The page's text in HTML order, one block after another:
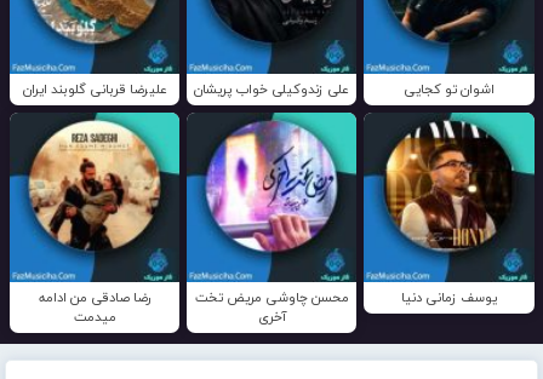
اشوان تو کجایی علی زندوکیلی خواب پریشان علیرضا قربانی گلوبند ایران
یوسف زمانی دنیا
محسن چاوشی مریض تخت
آخری
رضا صادقی من ادامه
میدمت